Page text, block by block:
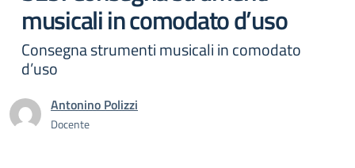
musicali in comodato d’uso
Consegna strumenti musicali in comodato
d’uso
Antonino Polizzi
Docente